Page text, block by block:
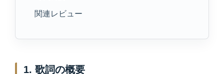
関連レビュー
1. 歌詞の概要